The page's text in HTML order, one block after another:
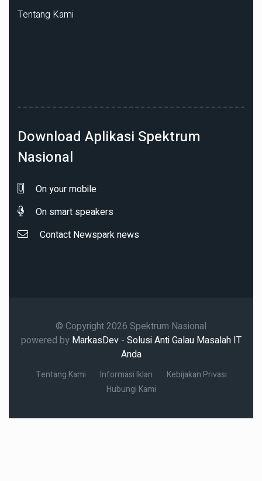
Tentang Kami
Download Aplikasi Spektrum
Nasional
On your mobile
On smart speakers
Contact Newspark news
© Copyright 2026 Spektrum Nasional
powered by MarkasDev - Solusi Anti Galau Masalah IT
Anda
Tentang Kami Informasi Iklan
Kebijakan Privasi
Hubungi Kami